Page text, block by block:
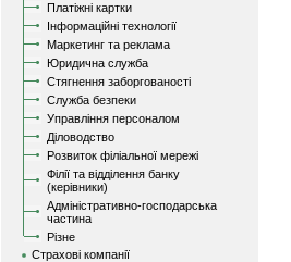
Платіжні картки
Інформаційні технології
Маркетинг та реклама
Юридична служба
Стягнення заборгованості
Служба безпеки
Управління персоналом
Діловодство
Розвиток філіальної мережі
Філії та відділення банку
(керівники)
Адміністративно-господарська
частина
Різне
Страхові компанії